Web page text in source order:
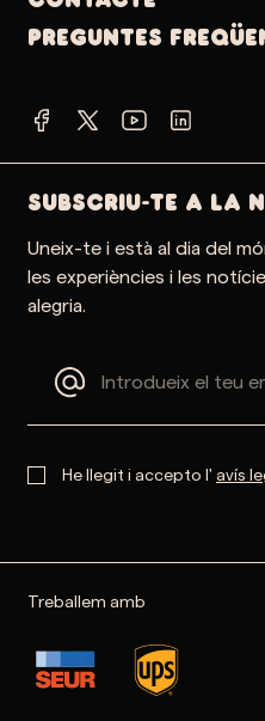
PREGUNTES
SUBSCRIU-TE A LA
Uneix-te i està al dia del
les experiències i les
alegria.
He llegit i accepto l' avís
Treballem amb